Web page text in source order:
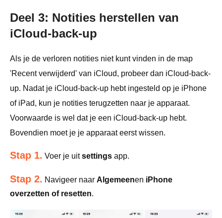
Deel 3: Notities herstellen van
iCloud-back-up
Als je de verloren notities niet kunt vinden in de map
'Recent verwijderd' van iCloud, probeer dan iCloud-back-
up. Nadat je iCloud-back-up hebt ingesteld op je iPhone
of iPad, kun je notities terugzetten naar je apparaat.
Voorwaarde is wel dat je een iCloud-back-up hebt.
Bovendien moet je je apparaat eerst wissen.
Stap 1. Voer je uitsettings app.
Stap 2. Navigeer naar Algemeenen iPhone
overzetten of resetten.